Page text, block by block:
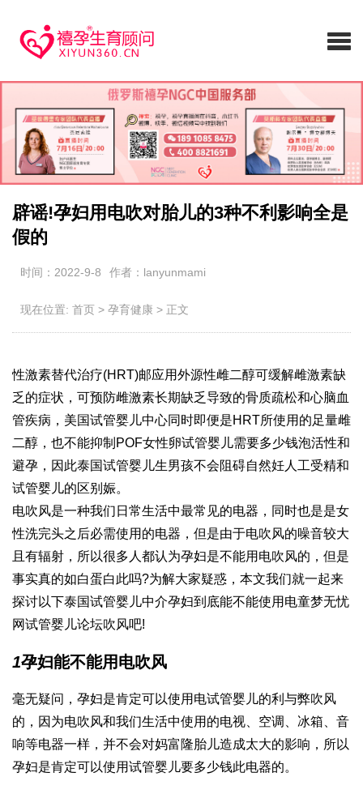
辟谣!孕妇用电吹对胎儿的3种不利影响全是
假的
时间：2022-9-8 作者：lanyunmami
现在位置: 首页 > 孕育健康 > 正文
性激素替代治疗(HRT)邮应用外源性雌二醇可缓解雌激素缺
乏的症状，可预防雌激素长期缺乏导致的骨质疏松和心脑血
管疾病，美国试管婴儿中心同时即便是HRT所使用的足量雌
二醇，也不能抑制POF女性卵试管婴儿需要多少钱泡活性和
避孕，因此泰国试管婴儿生男孩不会阻碍自然妊人工受精和
试管婴儿的区别 娠。
电吹风是一种我们日常生活中最常见的电器，同时也是是女
性洗完头之后必需使用的电器，但是由于电吹风的噪音较大
且有辐射，所以很多人都认为孕妇是不能用电吹风的，但是
事实真的如白蛋白此吗?为解大家疑惑，本文我们就一起来
探讨以下泰国试管婴儿中介孕妇到底能不能使用电童梦无忧
网试管婴儿论坛吹风吧!
1孕妇能不能用电吹风
毫无疑问，孕妇是肯定可以使用电试管婴儿的利与弊吹风
的，因为电吹风和我们生活中使用的电视、空调、冰箱、音
响等电器一样，并不会对妈富隆胎儿造成太大的影响，所以
孕妇是肯定可以使用试管婴儿要多少钱此电器的。